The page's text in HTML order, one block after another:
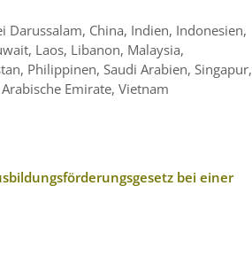
Darussalam, China, Indien, Indonesien,
Laos, Libanon, Malaysia,
Philippinen, Saudi Arabien, Singapur,
Emirate, Vietnam
bei einer